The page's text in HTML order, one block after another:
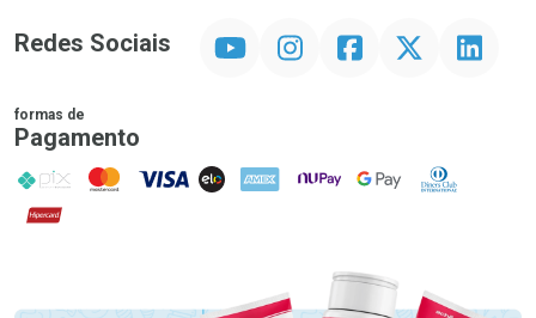
Redes Sociais InstagramFacebookTwitter Linkedin
formas de
Pagamento
PIX MasterCard
VISA ELO AMEX NuPay Google PayDiners Club
Hipercard
Promoção em Destaque